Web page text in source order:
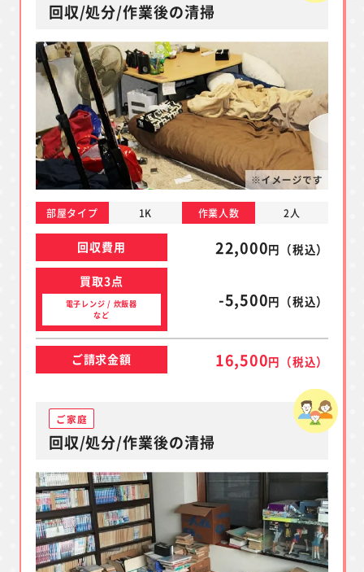
回収/処分/作業後の清掃
部屋タイプ 1K 作業人数 2人
回収費用 22,000円（税込）
買取3点
電子レンジ / 炊飯器
など
-5,500円（税込）
ご請求金額 16,500円（税込）
ご家庭
回収/処分/作業後の清掃